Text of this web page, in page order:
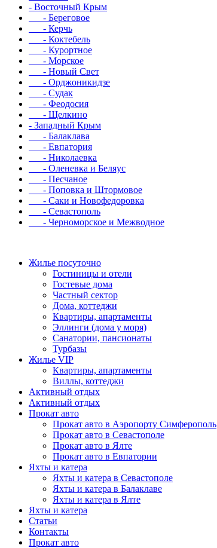
- Восточный Крым
- Береговое
- Керчь
- Коктебель
- Курортное
- Морское
- Новый Свет
- Орджоникидзе
- Судак
- Феодосия
- Щелкино
- Западный Крым
- Балаклава
- Евпатория
- Николаевка
- Оленевка и Беляус
- Песчаное
- Поповка и Штормовое
- Саки и Новофедоровка
- Севастополь
- Черноморское и Межводное
Жилье посуточно
Гостиницы и отели
Гостевые дома
Частный сектор
Дома, коттеджи
Квартиры, апартаменты
Эллинги (дома у моря)
Санатории, пансионаты
Турбазы
Жилье VIP
Квартиры, апартаменты
Виллы, коттеджи
Активный отдых
Активный отдых
Прокат авто
Прокат авто в Аэропорту Симферополь
Прокат авто в Севастополе
Прокат авто в Ялте
Прокат авто в Евпатории
Яхты и катера
Яхты и катера в Севастополе
Яхты и катера в Балаклаве
Яхты и катера в Ялте
Яхты и катера
Статьи
Контакты
Прокат авто